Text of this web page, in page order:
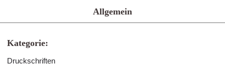
Allgemein
Kategorie:
Druckschriften